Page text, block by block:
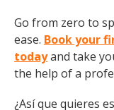
Go from zero to
ease. Book your
todayand take
the help of a
¿Así que quieres